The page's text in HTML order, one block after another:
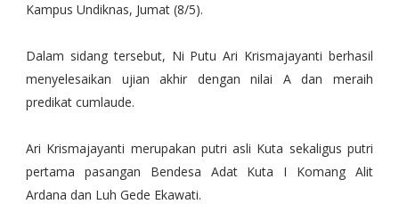
Kampus Undiknas, Jumat (8/5).
Dalam sidang tersebut, Ni Putu Ari Krismajayanti berhasil
menyelesaikan ujian akhir dengan nilai A dan meraih
predikat cumlaude.
Ari Krismajayanti merupakan putri asli Kuta sekaligus putri
pertama pasangan Bendesa Adat Kuta I Komang Alit
Ardana dan Luh Gede Ekawati.